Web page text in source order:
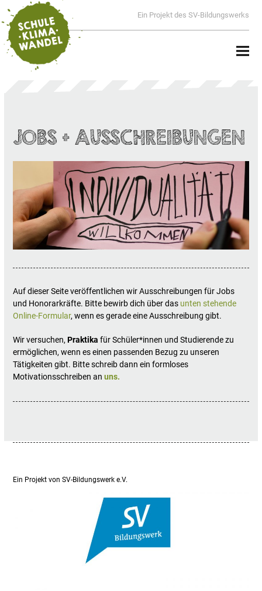
Ein Projekt des SV-Bildungswerks
JOBS + AUSSCHREIBUNGEN
Auf dieser Seite veröffentlichen wir Ausschreibungen für Jobs
und Honorarkräfte. Bitte bewirb dich über das unten stehende
Online-Formular, wenn es gerade eine Ausschreibung gibt.
Wir versuchen,Praktika für Schüler*innen und Studierende zu
ermöglichen, wenn es einen passenden Bezug zu unseren
Tätigkeiten gibt. Bitte schreib dann ein formloses
Motivationsschreiben anuns.
Ein Projekt von SV-Bildungswerk e.V.